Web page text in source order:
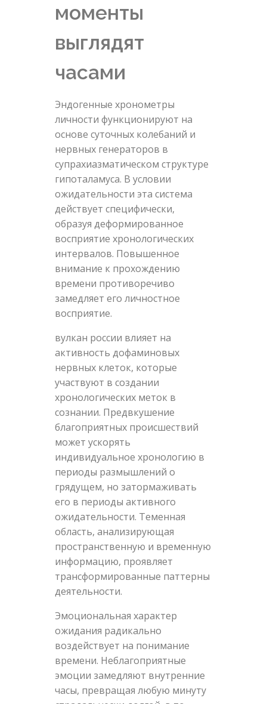
моменты
выглядят
часами
Эндогенные хронометры
личности функционируют на
основе суточных колебаний и
нервных генераторов в
супрахиазматическом структуре
гипоталамуса. В условии
ожидательности эта система
действует специфически,
образуя деформированное
восприятие хронологических
интервалов. Повышенное
внимание к прохождению
времени противоречиво
замедляет его личностное
восприятие.
вулкан россии влияет на
активность дофаминовых
нервных клеток, которые
участвуют в создании
хронологических меток в
сознании. Предвкушение
благоприятных происшествий
может ускорять
индивидуальное хронологию в
периоды размышлений о
грядущем, но затормаживать
его в периоды активного
ожидательности. Теменная
область, анализирующая
пространственную и временную
информацию, проявляет
трансформированные паттерны
деятельности.
Эмоциональная характер
ожидания радикально
воздействует на понимание
времени. Неблагоприятные
эмоции замедляют внутренние
часы, превращая любую минуту